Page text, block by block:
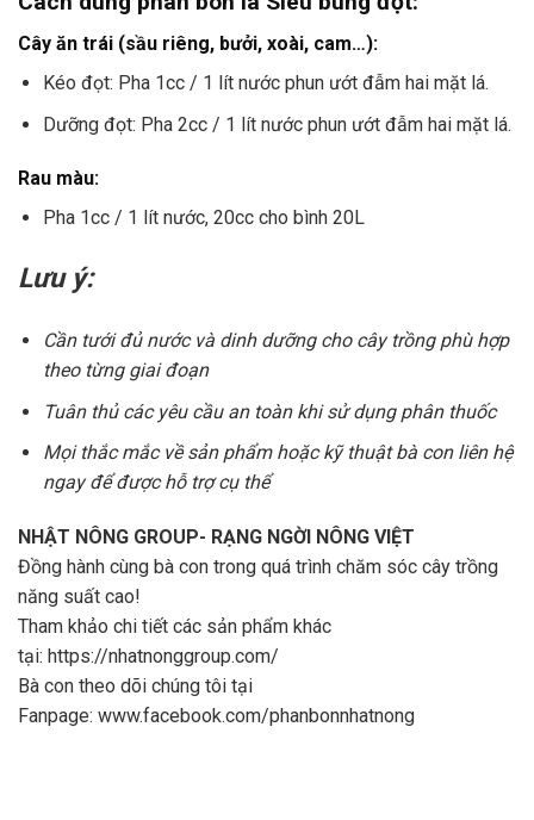
Cây ăn trái (sầu riêng, bưởi, xoài, cam…):
Kéo đọt: Pha 1cc / 1 lít nước phun ướt đẫm hai mặt lá.
Dưỡng đọt: Pha 2cc / 1 lít nước phun ướt đẫm hai mặt lá.
Rau màu:
Pha 1cc / 1 lít nước, 20cc cho bình 20L
Lưu ý:
Cần tưới đủ nước và dinh dưỡng cho cây trồng phù hợp
theo từng giai đoạn
Tuân thủ các yêu cầu an toàn khi sử dụng phân thuốc
Mọi thắc mắc về sản phẩm hoặc kỹ thuật bà con liên hệ
ngay để được hỗ trợ cụ thể
NHẬT NÔNG GROUP- RẠNG NGỜI NÔNG VIỆT
Đồng hành cùng bà con trong quá trình chăm sóc cây trồng
năng suất cao!
Tham khảo chi tiết các sản phẩm khác
tại: https://nhatnonggroup.com/
Bà con theo dõi chúng tôi tại
Fanpage: www.facebook.com/phanbonnhatnong